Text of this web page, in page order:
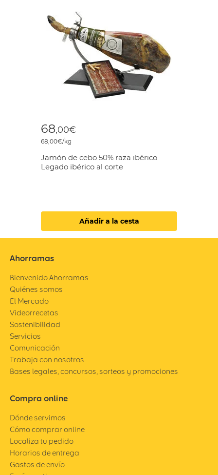
68,00€
68,00€/kg
Jamón de cebo 50% raza ibérico
Legado ibérico al corte
Añadir a la cesta
Ahorramas
Bienvenido Ahorramas
Quiénes somos
El Mercado
Videorrecetas
Sostenibilidad
Servicios
Comunicación
Trabaja con nosotros
Bases legales, concursos, sorteos y promociones
Compra online
Dónde servimos
Cómo comprar online
Localiza tu pedido
Horarios de entrega
Gastos de envío